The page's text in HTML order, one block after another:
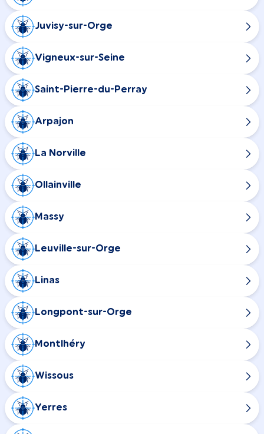
Juvisy-sur-Orge
Vigneux-sur-Seine
Saint-Pierre-du-Perray
Arpajon
La Norville
Ollainville
Massy
Leuville-sur-Orge
Linas
Longpont-sur-Orge
Montlhéry
Wissous
Yerres